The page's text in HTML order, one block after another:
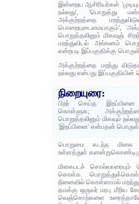
இன்றைய ஆசிரியர்கள்
நல்லது', 'பொறுத்து
அக்குற்றத்தை
பொறையுடைமையாகும்',
பொறுத்தலினும் மிகவுஞ்
மறந்துவிடல் அங்ஙனம்
என்றபடி இப்பகுதிக்கு
அக்குற்றத்தை மறந்து
நல்லது என்பது இப்பகுதியின்
நிறையுரை:
பிறர் செய்த இறப்பினை
கொள்ளுக;
பொறுத்தலினும் மிகவும்
'இறப்பினை' என்பதன்
பொறுமை கடந்த மிகை
உள்ளத்துள்
மிகைபடச் சொல்வாரையும்
கொள்க.
நினைவில் கொள்ளாமல்
தமக்கு ஒருவர் மரபு மீறிய
வெஞ்சொற்களை